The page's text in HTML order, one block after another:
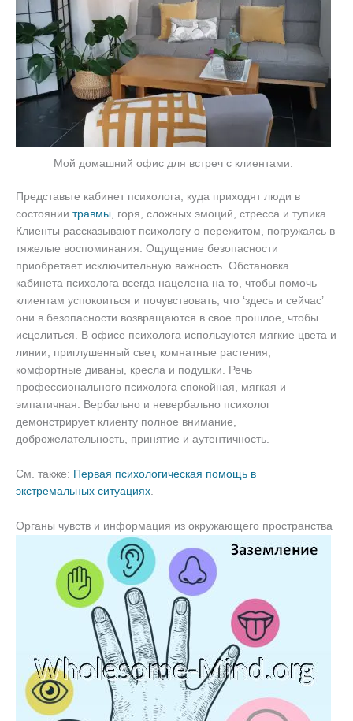
Мой домашний офис для встреч с клиентами.
Представьте кабинет психолога, куда приходят люди в
состоянии травмы, горя, сложных эмоций, стресса и тупика.
Клиенты рассказывают психологу о пережитом, погружаясь в
тяжелые воспоминания. Ощущение безопасности
приобретает исключительную важность. Обстановка
кабинета психолога всегда нацелена на то, чтобы помочь
клиентам успокоиться и почувствовать, что ‘здесь и сейчас’
они в безопасности возвращаются в свое прошлое, чтобы
исцелиться. В офисе психолога используются мягкие цвета и
линии, приглушенный свет, комнатные растения,
комфортные диваны, кресла и подушки. Речь
профессионального психолога спокойная, мягкая и
эмпатичная. Вербально и невербально психолог
демонстрирует клиенту полное внимание,
доброжелательность, принятие и аутентичность.
См. также: Первая психологическая помощь в
экстремальных ситуациях.
Органы чувств и информация из окружающего пространства